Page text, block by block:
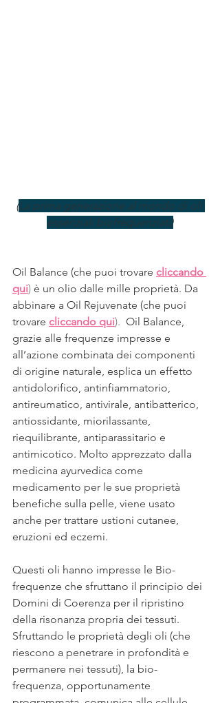
(La prima generazione al mondo di oli
essenziali biofrequenziati)
Oil Balance (che puoi trovare cliccando
qui) è un olio dalle mille proprietà. Da
abbinare a Oil Rejuvenate (che puoi
trovare cliccando qui). Oil Balance,
grazie alle frequenze impresse e
all’azione combinata dei componenti
di origine naturale, esplica un effetto
antidolorifico, antinfiammatorio,
antireumatico, antivirale, antibatterico,
antiossidante, miorilassante,
riequilibrante, antiparassitario e
antimicotico. Molto apprezzato dalla
medicina ayurvedica come
medicamento per le sue proprietà
benefiche sulla pelle, viene usato
anche per trattare ustioni cutanee,
eruzioni ed eczemi.
Questi oli hanno impresse le Bio-
frequenze che sfruttano il principio dei
Domini di Coerenza per il ripristino
della risonanza propria dei tessuti.
Sfruttando le proprietà degli oli (che
riescono a penetrare in profondità e
permanere nei tessuti), la bio-
frequenza, opportunamente